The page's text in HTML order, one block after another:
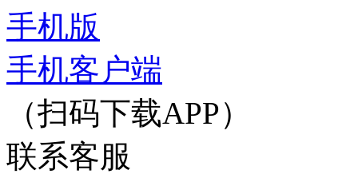
手机版
手机客户端
（扫码下载APP）
联系客服